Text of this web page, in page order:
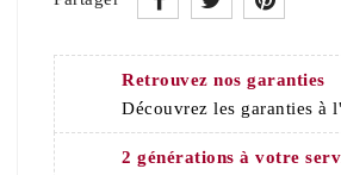
Retrouvez nos garanties
Découvrez les garanties à
2 générations à votre